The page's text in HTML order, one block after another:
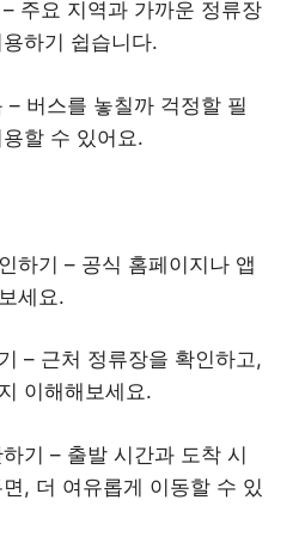
주요 지역과 가까운 정류장
하기 쉽습니다.
버스를 놓칠까 걱정할 필
할 수 있어요.
하기 – 공식 홈페이지나 앱
세요.
– 근처 정류장을 확인하고,
이해해보세요.
기 – 출발 시간과 도착 시
, 더 여유롭게 이동할 수 있